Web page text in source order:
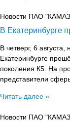
Новости ПАО
В Екатеринбурге
В четверг, 6
Екатеринбурге
поколения К5. На
представители
Читать далее »
Новости ПАО